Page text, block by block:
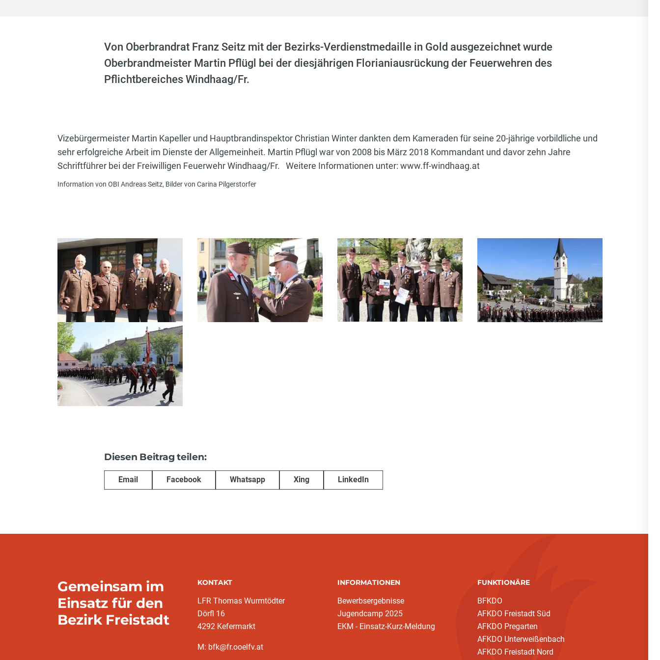
Von Oberbrandrat Franz Seitz mit der Bezirks-Verdienstmedaille in Gold ausgezeichnet wurde
Oberbrandmeister Martin Pflügl bei der diesjährigen Florianiausrückung der Feuerwehren des
Pflichtbereiches Windhaag/Fr.
Vizebürgermeister Martin Kapeller und Hauptbrandinspektor Christian Winter dankten dem Kameraden für seine 20-jährige vorbildliche und
sehr erfolgreiche Arbeit im Dienste der Allgemeinheit. Martin Pflügl war von 2008 bis März 2018 Kommandant und davor zehn Jahre
Schriftführer bei der Freiwilligen Feuerwehr Windhaag/Fr. Weitere Informationen unter: www.ff-windhaag.at
Information von OBI Andreas Seitz, Bilder von Carina Pilgerstorfer
Diesen Beitrag teilen:
Email Facebook Whatsapp Xing LinkedIn
Gemeinsam im
Einsatz für den
Bezirk Freistadt
KONTAKT
LFR Thomas Wurmtödter
Dörfl 16
4292 Kefermarkt
M: bfk@fr.ooelfv.at
INFORMATIONEN
Bewerbsergebnisse
Jugendcamp 2025
EKM - Einsatz-Kurz-Meldung
FUNKTIONÄRE
BFKDO
AFKDO Freistadt Süd
AFKDO Pregarten
AFKDO Unterweißenbach
AFKDO Freistadt Nord